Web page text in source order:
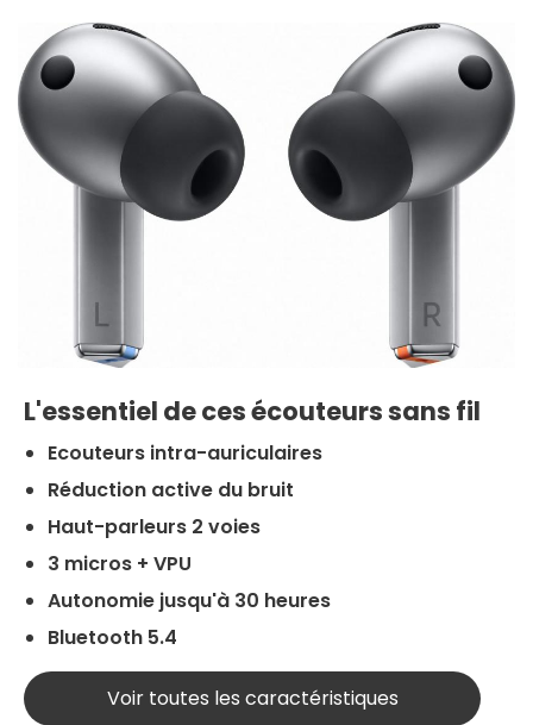
L'essentiel de ces écouteurs sans fil
Ecouteurs intra-auriculaires
Réduction active du bruit
Haut-parleurs 2 voies
3 micros + VPU
Autonomie jusqu'à 30 heures
Bluetooth 5.4
Voir toutes les caractéristiques